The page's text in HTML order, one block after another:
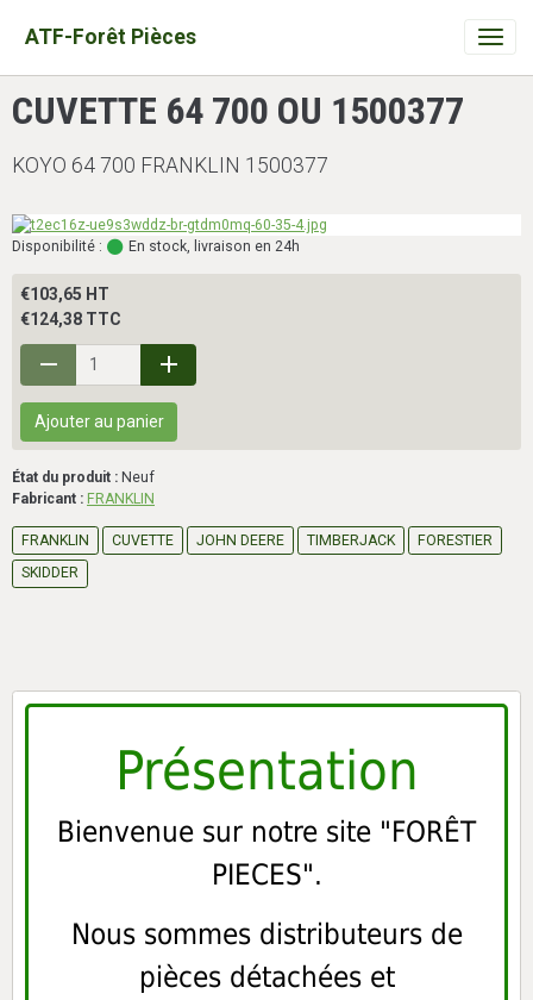
ATF-Forêt Pièces
CUVETTE 64 700 OU 1500377
KOYO 64 700 FRANKLIN 1500377
Disponibilité : En stock, livraison en 24h
€103,65 HT
€124,38 TTC
Ajouter au panier
État du produit : Neuf
Fabricant : FRANKLIN
FRANKLIN CUVETTE JOHN DEERE TIMBERJACK
FORESTIER
SKIDDER
Présentation
Bienvenue sur notre site "FORÊT
PIECES".
Nous sommes distributeurs de
pièces détachées et